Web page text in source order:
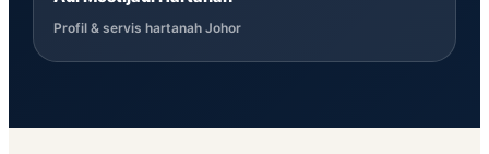
Profil & servis hartanah Johor